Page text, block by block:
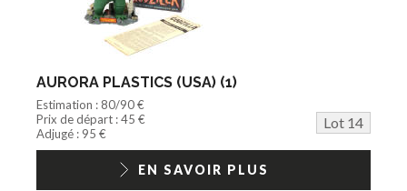
AURORA PLASTICS (USA) (1)
Estimation : 80/90 €
Prix de départ : 45 €
Lot 14
Adjugé : 95 €
EN SAVOIR PLUS